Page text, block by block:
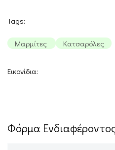
Tags:
Μαρμίτες Κατσαρόλες
Εικονίδια:
Φόρμα